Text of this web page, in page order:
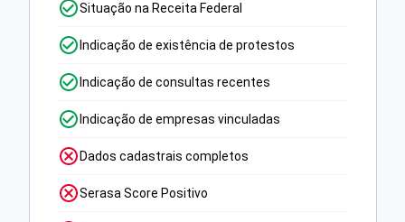
Situação na Receita Federal
Indicação de existência de protestos
Indicação de consultas recentes
Indicação de empresas vinculadas
Dados cadastrais completos
Serasa Score Positivo